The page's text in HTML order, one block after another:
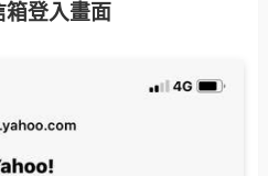
箱登入畫面